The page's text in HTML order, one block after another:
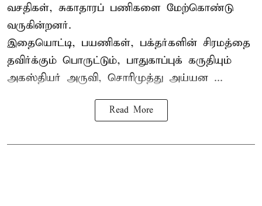
வசதிகள், சுகாதாரப் பணிகளை மேற்கொண்டு
வருகின்றனர்.
இதையொட்டி, பயணிகள், பக்தர்களின் சிரமத்தை
தவிர்க்கும் பொருட்டும், பாதுகாப்புக் கருதியும்
அகஸ்தியர் அருவி, சொரிமுத்து அய்யன ...
Read More